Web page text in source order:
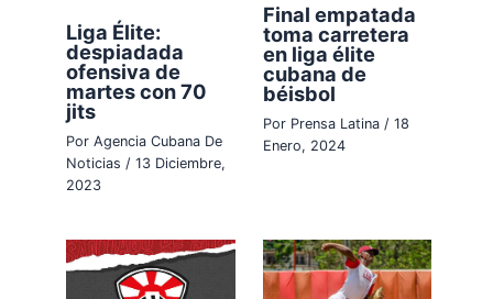
Liga Élite:
despiadada
ofensiva de
martes con 70
jits
PorAgencia Cubana De
Noticias /13 Diciembre,
2023
Final empatada
toma carretera
en liga élite
cubana de
béisbol
Por Prensa Latina / 18
Enero, 2024